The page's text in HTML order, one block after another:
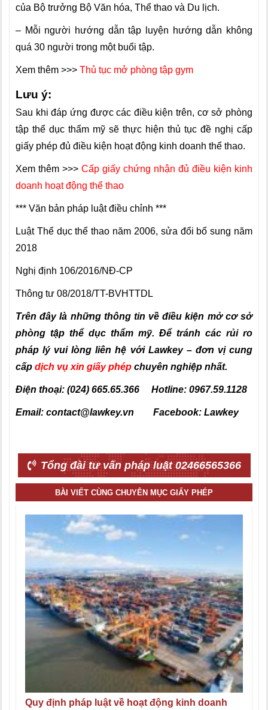
của Bộ trưởng Bộ Văn hóa, Thể thao và Du lịch.
– Mỗi người hướng dẫn tập luyện hướng dẫn không
quá 30 người trong một buổi tập.
Xem thêm >>> Thủ tục mở phòng tập gym
Lưu ý:
Sau khi đáp ứng được các điều kiện trên, cơ sở phòng
tập thể dục thẩm mỹ sẽ thực hiện thủ tục đề nghị cấp
giấy phép đủ điều kiện hoạt động kinh doanh thể thao.
Xem thêm >>> Cấp giấy chứng nhận đủ điều kiện kinh
doanh hoạt động thể thao
*** Văn bản pháp luật điều chỉnh ***
Luật Thể dục thể thao năm 2006, sửa đổi bổ sung năm
2018
Nghị định 106/2016/NĐ-CP
Thông tư 08/2018/TT-BVHTTDL
Trên đây là những thông tin về điều kiện mở cơ sở
phòng tập thể dục thẩm mỹ. Để tránh các rủi ro
pháp lý vui lòng liên hệ với Lawkey – đơn vị cung
cấp dịch vụ xin giấy phép chuyên nghiệp nhất.
Điện thoại: (024) 665.65.366 Hotline: 0967.59.1128
Email: contact@lawkey.vn Facebook: Lawkey
Tổng đài tư vấn pháp luật 02466565366
BÀI VIẾT CÙNG CHUYÊN MỤC GIẤY PHÉP
Quy định pháp luật về hoạt động kinh doanh